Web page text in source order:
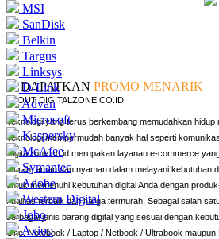
MSI
SanDisk
Belkin
Targus
Linksys
D-Link
Advan
Microsoft
Kaspersky
McAfee
Symantec
Adobe
Western Digital
Jobo
Axioo
DAPATKAN PROMO MENARIK
ABOUT DIGITALZONE.CO.ID
Teknologi yang terus berkembang memudahkan
Teknologi mempermudah banyak hal seperti
Digitalzone.co.id merupakan layanan e-commerce
murah, aman dan nyaman dalam melayani kebutuhan
untuk memenuhi kebutuhan digital Anda dengan
kualitas terbaik dan harga termurah. Sebagai salah
berbagai jenis barang digital yang sesuai dengan
One, Notebook / Laptop / Netbook / Ultrabook